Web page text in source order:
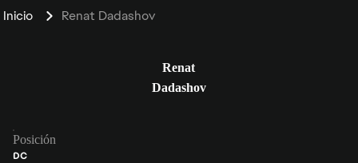
Inicio Renat Dadashov
Renat
Dadashov
Posición
DC